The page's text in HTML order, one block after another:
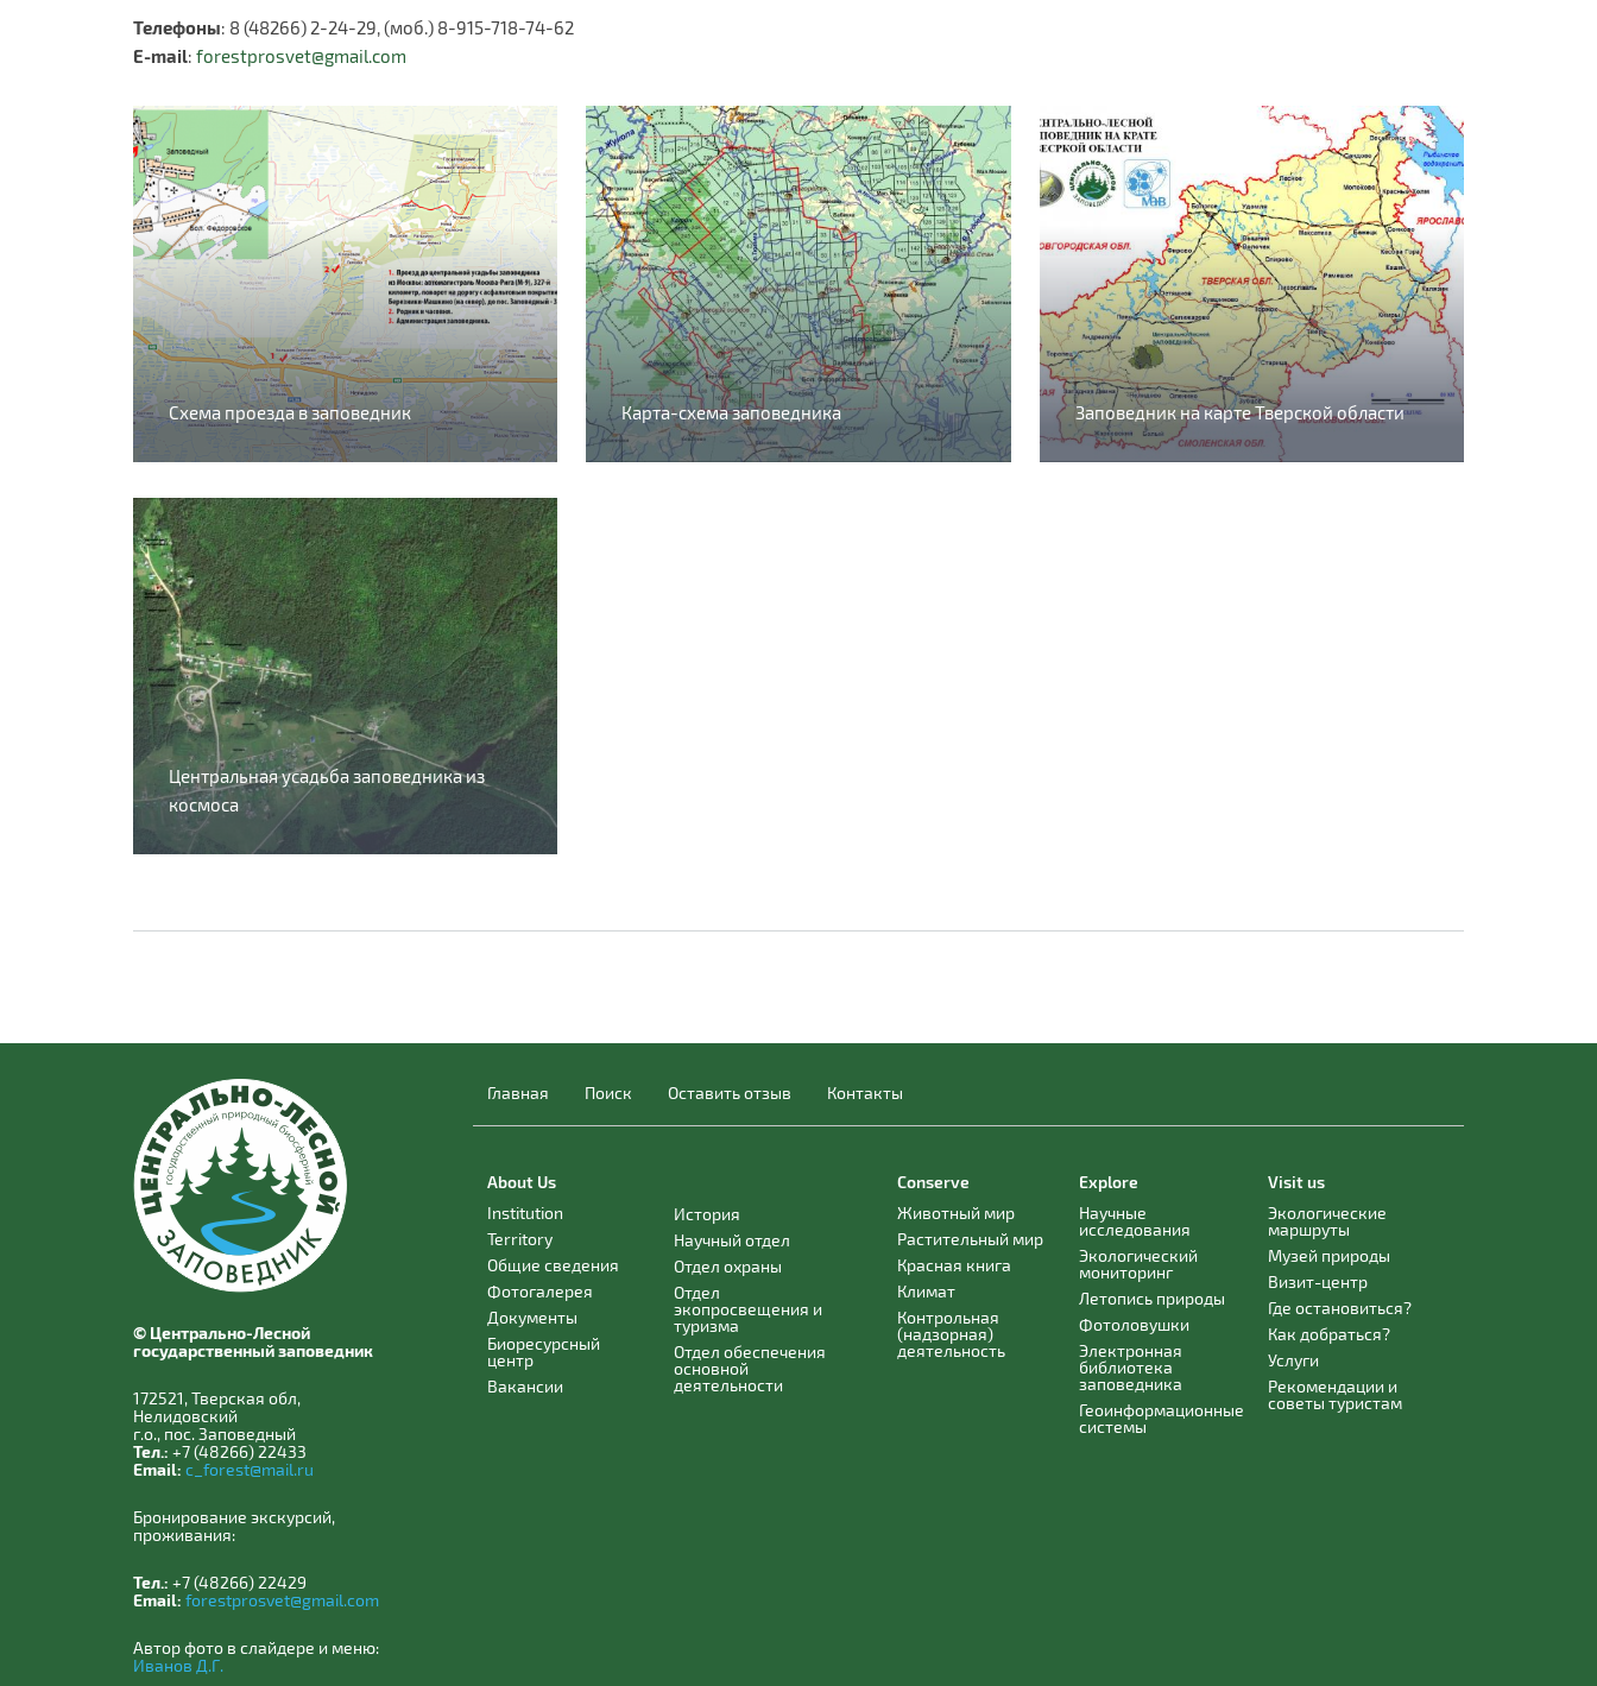
Телефоны: 8 (48266) 2-24-29, (моб.) 8-915-718-74-62
E-mail: forestprosvet@gmail.com
Схема проезда в заповедник Карта-схема заповедника Заповедник на карте Тверской области
Центральная усадьба заповедника из
космоса
© Центрально-Лесной
государственный заповедник
172521, Тверская обл,
Нелидовский
г.о., пос. Заповедный
Тел.: +7 (48266) 22433
Email: c_forest@mail.ru
Бронирование экскурсий,
проживания:
Тел.: +7 (48266) 22429
Email: forestprosvet@gmail.com
Автор фото в слайдере и меню:
Иванов Д.Г.
Главная Поиск Оставить отзыв Контакты
About Us
Institution
Territory
Общие сведения
Фотогалерея
Документы
Биоресурсный
центр
Вакансии
История
Научный отдел
Отдел охраны
Отдел
экопросвещения и
туризма
Отдел обеспечения
основной
деятельности
Conserve
Животный мир
Растительный мир
Красная книга
Климат
Контрольная
(надзорная)
деятельность
Explore
Научные
исследования
Экологический
мониторинг
Летопись природы
Фотоловушки
Электронная
библиотека
заповедника
Геоинформационные
системы
Visit us
Экологические
маршруты
Музей природы
Визит-центр
Где остановиться?
Как добраться?
Услуги
Рекомендации и
советы туристам